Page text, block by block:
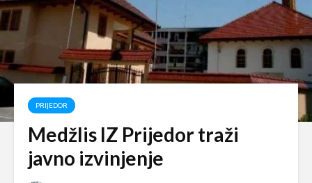
PRIJEDOR
Medžlis IZ Prijedor traži
javno izvinjenje